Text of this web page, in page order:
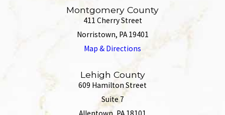
Montgomery County
411 Cherry Street
Norristown, PA 19401
Map & Directions
Lehigh County
609 Hamilton Street
Suite 7